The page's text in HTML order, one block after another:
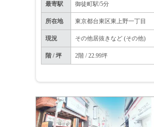
最寄駅 御徒町駅/5分
所在地 東京都台東区東上野一丁目
現況 その他居抜きなど (その他)
階 / 坪 2階 / 22.99坪